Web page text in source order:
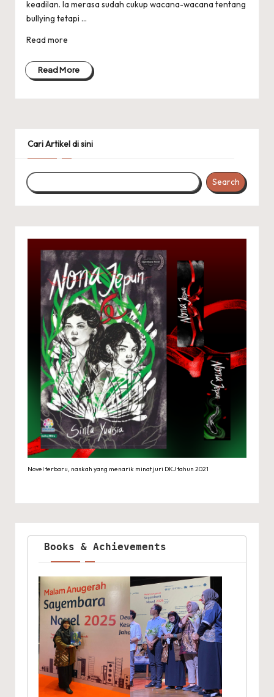
keadilan. Ia merasa sudah cukup wacana-wacana tentang
bullying tetapi ...
Read more
Read More
Cari Artikel di sini
Search
Novel terbaru, naskah yang menarik minat juri DKJ tahun 2021
Books & Achievements